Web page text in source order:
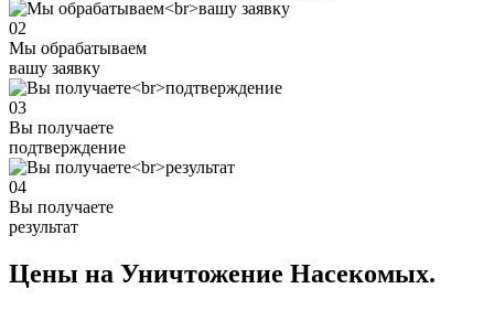
02
Мы обрабатываем
вашу заявку
03
Вы получаете
подтверждение
04
Вы получаете
результат
Цены на Уничтожение Насекомых.